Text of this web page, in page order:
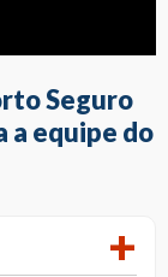
Seguro
a equipe do
+